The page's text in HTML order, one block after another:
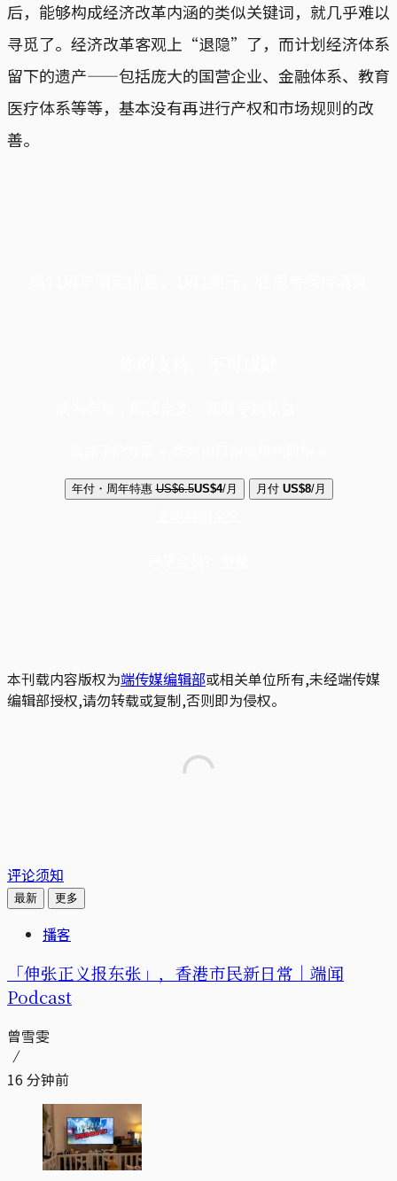
后，能够构成经济改革内涵的类似关键词，就几乎难以
寻觅了。经济改革客观上“退隐”了，而计划经济体系
留下的遗产——包括庞大的国营企业、金融体系、教育
医疗体系等等，基本没有再进行产权和市场规则的改
善。
年付・周年特惠 US$6.5US$4/月 月付 US$8/月
本刊载内容版权为端传媒编辑部或相关单位所有,未经端传媒
编辑部授权,请勿转载或复制,否则即为侵权。
评论须知
最新 更多
播客
「伸张正义报东张」，香港市民新日常｜端闻
Podcast
曾雪雯
16 分钟前